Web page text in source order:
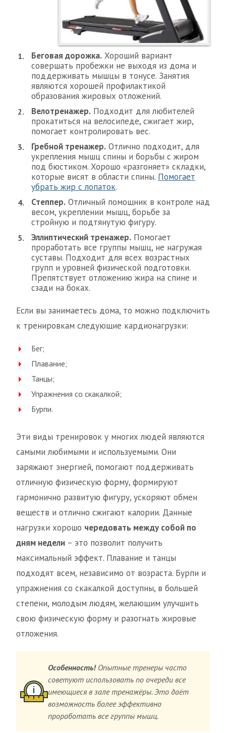
Беговая дорожка. Хороший вариант
совершать пробежки не выходя из дома и
поддерживать мышцы в тонусе. Занятия
являются хорошей профилактикой
образования жировых отложений.
Велотренажер. Подходит для любителей
прокатиться на велосипеде, сжигает жир,
помогает контролировать вес.
Гребной тренажер. Отлично подходит, для
укрепления мышц спины и борьбы с жиром
под бюстиком. Хорошо «разгоняет» складки,
которые висят в области спины. Помогает
убрать жир с лопаток.
Степпер. Отличный помощник в контроле над
весом, укреплении мышц, борьбе за
стройную и подтянутую фигуру.
Эллиптический тренажер. Помогает
проработать все группы мышц, не нагружая
суставы. Подходит для всех возрастных
групп и уровней физической подготовки.
Препятствует отложению жира на спине и
сзади на боках.
Если вы занимаетесь дома, то можно подключить
к тренировкам следующие кардионагрузки:
Бег;
Плавание;
Танцы;
Упражнения со скакалкой;
Бурпи.
Эти виды тренировок у многих людей являются
самыми любимыми и используемыми. Они
заряжают энергией, помогают поддерживать
отличную физическую форму, формируют
гармонично развитую фигуру, ускоряют обмен
веществ и отлично сжигают калории. Данные
нагрузки хорошо чередовать между собой по
дням недели – это позволит получить
максимальный эффект. Плавание и танцы
подходят всем, независимо от возраста. Бурпи и
упражнения со скакалкой доступны, в большей
степени, молодым людям, желающим улучшить
свою физическую форму и разогнать жировые
отложения.
Особенность!Опытные тренеры часто
советуют использовать по очереди все
имеющиеся в зале тренажёры. Это даёт
возможность более эффективно
проработать все группы мышц.